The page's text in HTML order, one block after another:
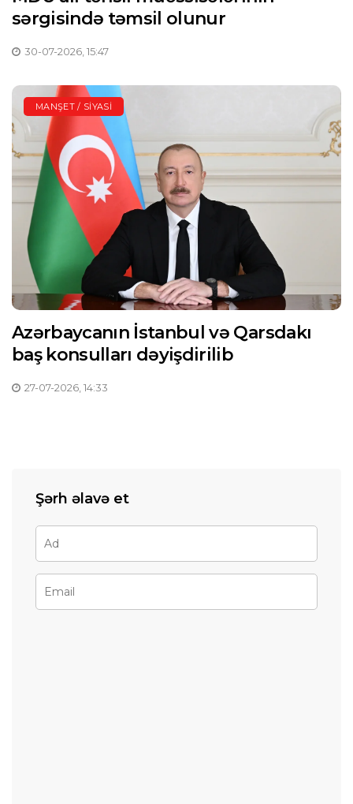
sərgisində təmsil olunur
30-07-2026, 15:47
MANŞET / SIYASI
Azərbaycanın İstanbul və Qarsdakı
baş konsulları dəyişdirilib
27-07-2026, 14:33
Şərh əlavə et